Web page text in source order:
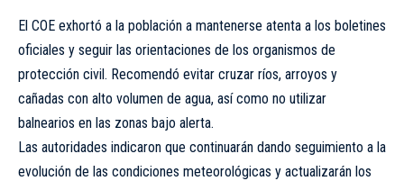
El COE exhortó a la población a mantenerse atenta a los boletines
oficiales y seguir las orientaciones de los organismos de
protección civil. Recomendó evitar cruzar ríos, arroyos y
cañadas con alto volumen de agua, así como no utilizar
balnearios en las zonas bajo alerta.
Las autoridades indicaron que continuarán dando seguimiento a la
evolución de las condiciones meteorológicas y actualizarán los